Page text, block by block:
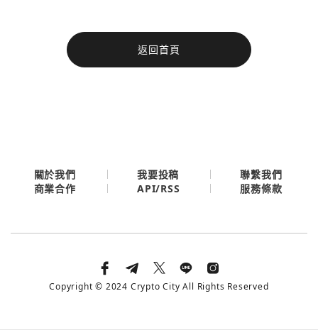
返回首頁
今日熱門
今日熱門
關於我們 我要投稿
聯繫我們
商業合作
API/RSS 服務條款
Copyright © 2024 Crypto City All Rights Reserved